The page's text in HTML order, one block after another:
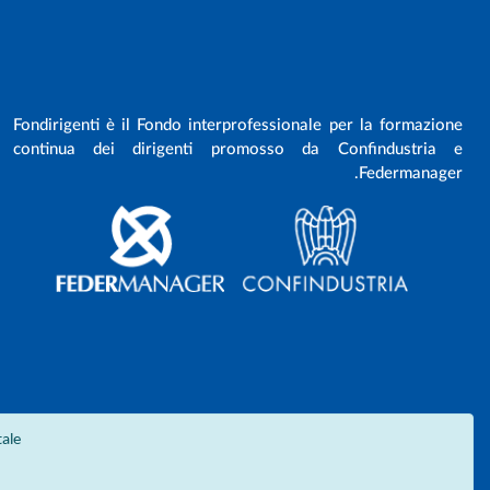
Fondirigenti è il Fondo interprofessionale per la formazione
continua dei dirigenti promosso da Confindustria e
Federmanager.